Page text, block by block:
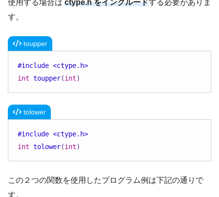
使用する場合は ctype.h をインクルードする必要がありま
す。
toupper
#include <ctype.h>
int toupper(int)
tolower
#include <ctype.h>
int tolower(int)
この２つの関数を使用したプログラム例は下記の通りで
す。